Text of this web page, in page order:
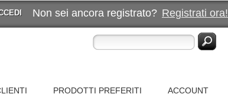
Non sei ancora registrato? Registrati ora!
PRODOTTI PREFERITI
ACCOUNT